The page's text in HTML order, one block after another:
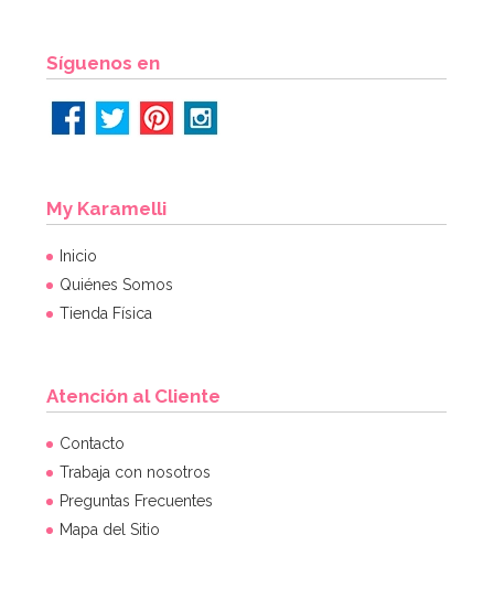
Síguenos en
My Karamelli
Inicio
Quiénes Somos
Tienda Física
Atención al Cliente
Contacto
Trabaja con nosotros
Preguntas Frecuentes
Mapa del Sitio